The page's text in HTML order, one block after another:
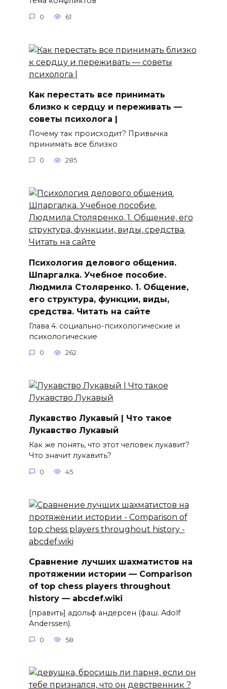
0 61
Как перестать все принимать
близко к сердцу и переживать —
советы психолога |
Почему так происходит? Привычка
принимать все близко
0 285
Психология делового общения.
Шпаргалка. Учебное пособие.
Людмила Столяренко. 1. Общение,
его структура, функции, виды,
средства. Читать на сайте
Глава 4. социально-психологические и
психологические
0 262
Лукавство Лукавый | Что такое
Лукавство Лукавый
Как же понять, что этот человек лукавит?
Что значит лукавить?
0 45
Сравнение лучших шахматистов на
протяжении истории — Comparison
of top chess players throughout
history — abcdef.wiki
[править] адольф андерсен (фаш. Adolf
Anderssen).
0 58